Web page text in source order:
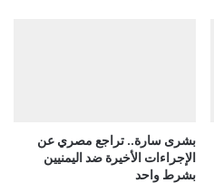
بشرى سارة.. تراجع مصري عن
الإجراءات الأخيرة ضد اليمنيين
بشرط واحد